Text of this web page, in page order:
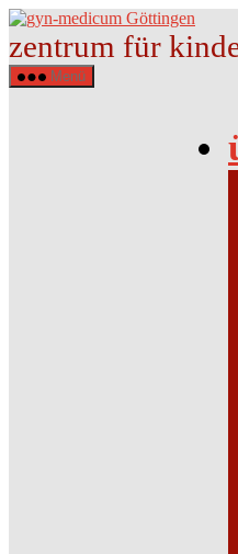
Direkt
Inhalt
wechseln
zentrum für
Menü